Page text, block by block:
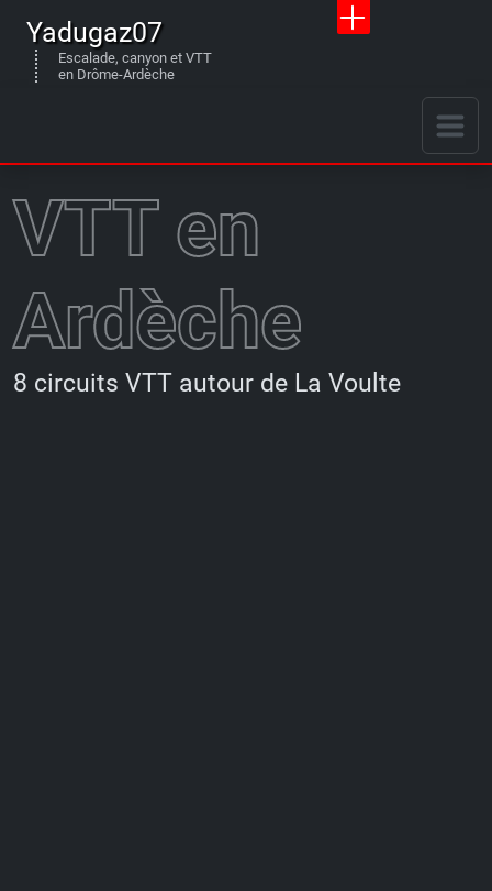
Yadugaz07
Escalade, canyon et VTT
en Drôme-Ardèche
VTT en
Ardèche
8 circuits VTT autour de La Voulte